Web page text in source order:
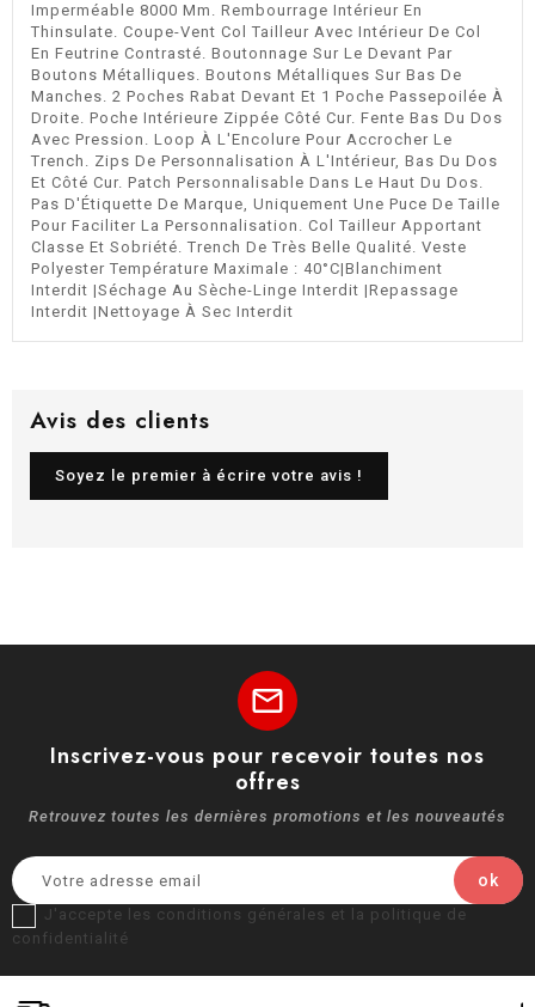
Imperméable 8000 Mm. Rembourrage Intérieur En
Thinsulate. Coupe-Vent Col Tailleur Avec Intérieur De Col
En Feutrine Contrasté. Boutonnage Sur Le Devant Par
Boutons Métalliques. Boutons Métalliques Sur Bas De
Manches. 2 Poches Rabat Devant Et 1 Poche Passepoilée À
Droite. Poche Intérieure Zippée Côté Cur. Fente Bas Du Dos
Avec Pression. Loop À L'Encolure Pour Accrocher Le
Trench. Zips De Personnalisation À L'Intérieur, Bas Du Dos
Et Côté Cur. Patch Personnalisable Dans Le Haut Du Dos.
Pas D'Étiquette De Marque, Uniquement Une Puce De Taille
Pour Faciliter La Personnalisation. Col Tailleur Apportant
Classe Et Sobriété. Trench De Très Belle Qualité. Veste
Polyester Température Maximale : 40°C|Blanchiment
Interdit |Séchage Au Sèche-Linge Interdit |Repassage
Interdit |Nettoyage À Sec Interdit
Avis des clients
Soyez le premier à écrire votre avis !
mail
Inscrivez-vous pour recevoir toutes nos
offres
Retrouvez toutes les dernières promotions et les nouveautés
J'accepte les conditions générales et la politique de
confidentialité